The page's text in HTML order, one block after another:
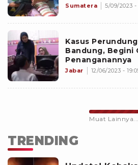
Sumatera 5/09/2023 -
Kasus
Bandung, Begini
Penanganannya
Jabar 12/06/2023 -
Muat Lainnya...
TRENDING